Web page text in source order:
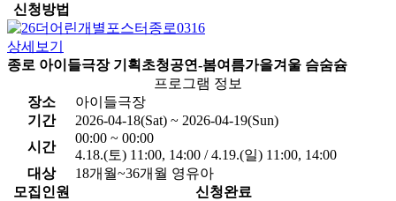
신청방법
상세보기
종로 아이들극장 기획초청공연-봄여름가을겨울 슴숨슘
프로그램 정보
장소
아이들극장
기간
2026-04-18(Sat) ~ 2026-04-19(Sun)
시간
00:00 ~ 00:00
4.18.(토) 11:00, 14:00 / 4.19.(일) 11:00, 14:00
대상
18개월~36개월 영유아
모집인원
신청완료